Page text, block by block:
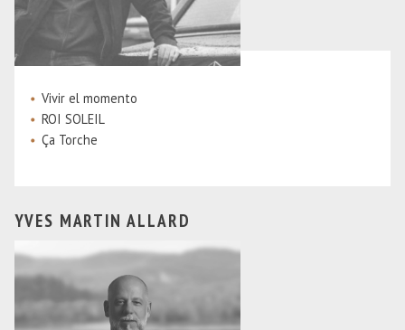
Vivir el momento
ROI SOLEIL
Ça Torche
YVES MARTIN ALLARD